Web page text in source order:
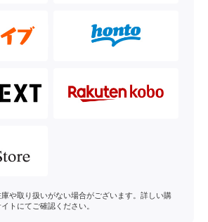
や取り扱いがない場合がございます。詳しい購
トにてご確認ください。